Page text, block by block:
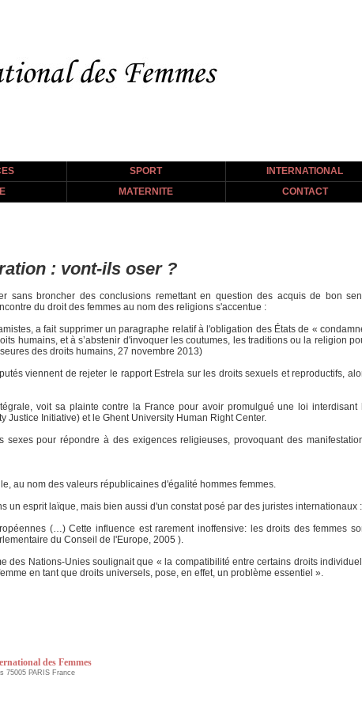
SPORT
INTERNATIONAL
MATERNITE CONTACT
: vont-ils oser ?
sans broncher des conclusions remettant en question des acquis de bon
du droit des femmes au nom des religions s'accentue :
a fait supprimer un paragraphe relatif à l'obligation des États de «
humains, et à s’abstenir d'invoquer les coutumes, les traditions ou la religion
des droits humains, 27 novembre 2013)
viennent de rejeter le rapport Estrela sur les droits sexuels et reproductifs,
voit sa plainte contre la France pour avoir promulgué une loi interdisant
Justice Initiative) et le Ghent University Human Right Center.
pour répondre à des exigences religieuses, provoquant des
au nom des valeurs républicaines d'égalité hommes femmes.
un esprit laïque, mais bien aussi d'un constat posé par des juristes internationaux :
(…) Cette influence est rarement inoffensive: les droits des femmes
du Conseil de l'Europe, 2005 ).
des Nations-Unies soulignait que « la compatibilité entre certains droits
en tant que droits universels, pose, en effet, un problème essentiel ».
des Femmes
75005 PARIS France